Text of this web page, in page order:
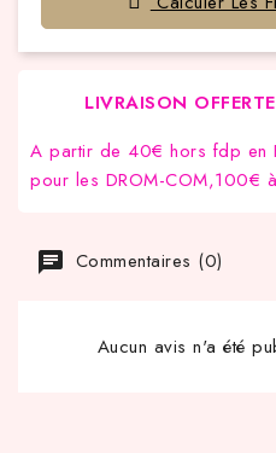
LIVRAISON OFFERTE
A partir de 40€ hors fdp en
pour les DROM-COM,100€ à
Commentaires (0)
Aucun avis n'a été